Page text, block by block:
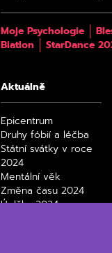
Moje Psychologie
Biatlon
StarDance
Aktuálně
Epicentrum
Druhy fóbií a léčba
Státní svátky v roce
2024
Mentální věk
Změna času 2024
Úplňky 2024